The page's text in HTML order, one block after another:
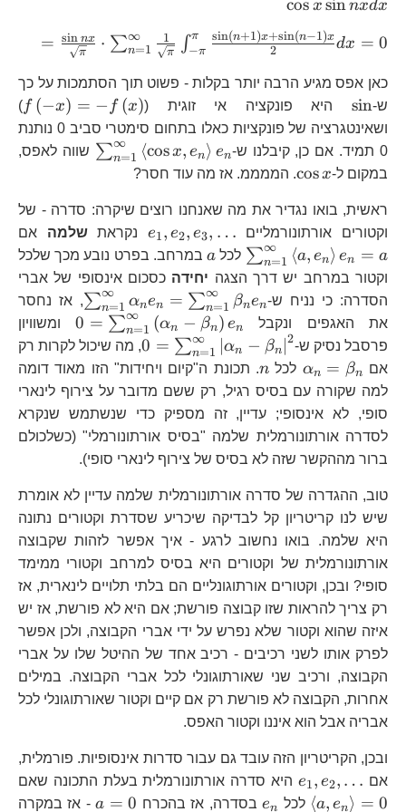
cos x sinnxdx
= π
sin nx ⋅ ∑n=1
∞
π
1 ∫−π
π
2
sin(n+1)x+sin(n−1)xdx = 0
כאן אפס מגיע הרבה יותר בקלות - פשוט תוך הסתמכות על כך
ש-
\sin sin היא פונקציה אי זוגית ( f (−x) = − f (x)
)
ושאינטגרציה של פונקציות כאלו בתחום סימטרי סביב 0 נותנת
0 תמיד. אם כן, קיבלנו ש-
\cos
∑n=1
∞ ⟨cosx, en⟩ en
שווה לאפס,
במקום ל-
\cos
cosx . הממממ. אז מה עוד חסר?
ראשית, בואו נגדיר את מה שאנחנו רוצים שיקרה: סדרה - של
וקטורים אורתונורמליים
e1, e2, e3, … נקראתשלמה אם
∑n=1
∞ ⟨a, en⟩ en = a לכל aaבמרחב. בפרט נובע מכך שלכל
וקטור במרחב יש דרך הצגה יחידה כסכום אינסופי של אברי
הסדרה: כי נניח ש-
∑n=1
∞ αnen = ∑n=1
∞ βnen
, אז נחסר
את האגפים ונקבל
0 = ∑n=1
∞ (αn − βn) en
ומשוויון
פרסבל נסיק ש-
0 = ∑n=1
∞ ∣αn − βn
2
, מה שיכול לקרות רק
אם
\alpha_{n}=\beta_{n} αn = βn לכל n n. תכונת ה"קיום ויחידות" הזו מאוד דומה
למה שקורה עם בסיס רגיל, רק ששם מדובר על צירוף לינארי
סופי, לא אינסופי; עדיין, זה מספיק כדי שנשתמש שנקרא
לסדרה אורתונורמלית שלמה "בסיס אורתונורמלי" (כשלכולם
ברור מההקשר שזה לא בסיס של צירוף לינארי סופי).
טוב, ההגדרה של סדרה אורתונורמלית שלמה עדיין לא אומרת
שיש לנו קריטריון קל לבדיקה שיכריע שסדרת וקטורים נתונה
היא שלמה. בואו נחשוב לרגע - איך אפשר לזהות שקבוצה
אורתונורמלית של וקטורים היא בסיס למרחב וקטורי ממימד
סופי? ובכן, וקטורים אורתוגונליים הם בלתי תלויים לינארית, אז
רק צריך להראות שזו קבוצה פורשת; אם היא לא פורשת, אז יש
איזה שהוא וקטור שלא נפרש על ידי אברי הקבוצה, ולכן אפשר
לפרק אותו לשני רכיבים - רכיב אחד של ההיטל שלו על אברי
הקבוצה, ורכיב שני שאורתוגונלי לכל אברי הקבוצה. במילים
אחרות, הקבוצה לא פורשת רק אם קיים וקטור שאורתוגונלי לכל
אבריה אבל הוא איננו וקטור האפס.
ובכן, הקריטריון הזה עובד גם עבור סדרות אינסופיות. פורמלית,
אם
e_{1},e_{2},\dots e1, e2, … היא סדרה אורתונורמלית בעלת התכונה שאם
⟨a, en⟩ = 0 לכל e_{n} en בסדרה, אז בהכרח a=0
a = 0 - אז במקרה